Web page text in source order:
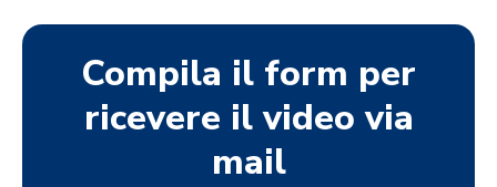
Compila il form per
ricevere il video via
mail